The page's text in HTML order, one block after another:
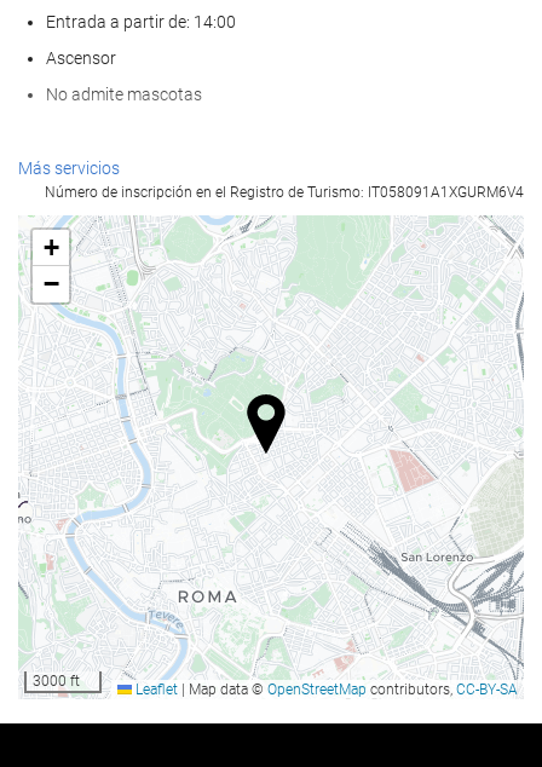
Entrada a partir de: 14:00
Ascensor
No admite mascotas
Bienestar
Spa
Sauna
Gimnasio
Servicios de recepción
Recepción 24 horas
Guardaequipaje
Comida y bebida
Restaurante a la carta
Bar
Instalaciones de negocios
Centro de negocios
Más servicios
Número de inscripción en el Registro de Turismo: IT058091A1XGURM6V4
+
−
3000 ft Leaflet Map data © OpenStreetMap contributors, CC-BY-SA